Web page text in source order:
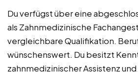
Du verfügst über eine
als Zahnmedizinische
vergleichbare Qualifikation.
wünschenswert. Du besitzt
zahnmedizinischer Assistenz